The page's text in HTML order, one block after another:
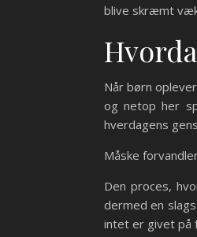
blive skræmt
Når børn
og netop her
hverdagens
Måske
Den proces,
dermed en
intet er givet på